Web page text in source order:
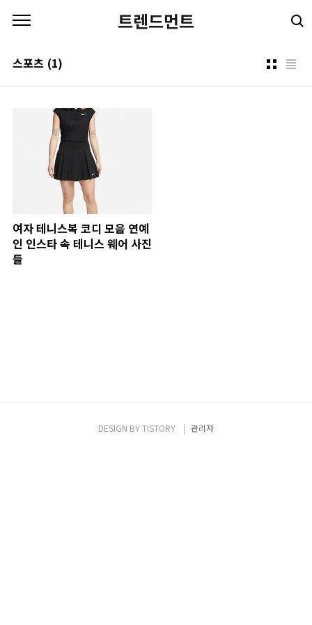
트렌드먼트
스포츠 (1)
여자 테니스복 코디 모음 연예
인 인스타 속 테니스 웨어 사진
들
DESIGN BYTISTORY 관리자